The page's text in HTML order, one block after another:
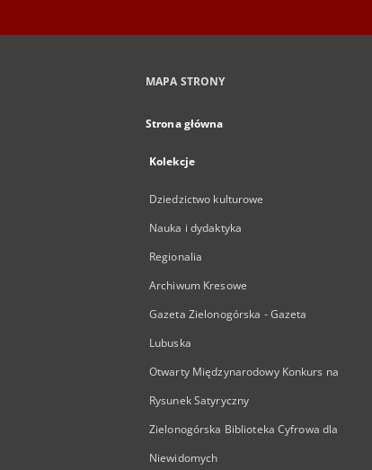
MAPA STRONY
Strona główna
Kolekcje
Dziedzictwo kulturowe
Nauka i dydaktyka
Regionalia
Archiwum Kresowe
Gazeta Zielonogórska - Gazeta
Lubuska
Otwarty Międzynarodowy Konkurs na
Rysunek Satyryczny
Zielonogórska Biblioteka Cyfrowa dla
Niewidomych